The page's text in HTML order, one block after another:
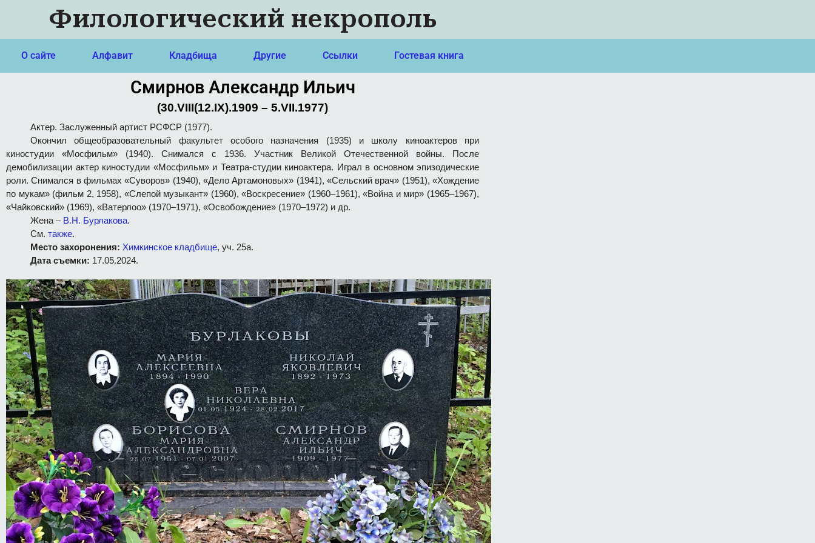
Филологический некрополь
О сайте Алфавит Кладбища Другие Ссылки Гостевая книга
Смирнов Александр Ильич
(30.VIII(12.IX).1909 – 5.VII.1977)
Актер. Заслуженный артист РСФСР (1977).
Окончил общеобразовательный факультет особого назначения (1935) и школу киноактеров при
киностудии «Мосфильм» (1940). Снимался с 1936. Участник Великой Отечественной войны. После
демобилизации актер киностудии «Мосфильм» и Театра-студии киноактера. Играл в основном эпизодические
роли. Снимался в фильмах «Суворов» (1940), «Дело Артамоновых» (1941), «Сельский врач» (1951), «Хождение
по мукам» (фильм 2, 1958), «Слепой музыкант» (1960), «Воскресение» (1960–1961), «Война и мир» (1965–1967),
«Чайковский» (1969), «Ватерлоо» (1970–1971), «Освобождение» (1970–1972) и др.
Жена – В.Н. Бурлакова.
См. также.
Место захоронения: Химкинское кладбище, уч. 25а.
Дата съемки: 17.05.2024.